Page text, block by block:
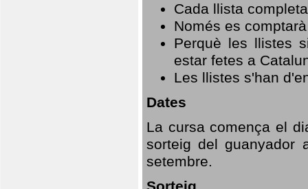
Cada llista
Només es
Perquè les llistes
estar fetes a
Les llistes s'han
Dates
La cursa comença el
sorteig del guanyador
setembre.